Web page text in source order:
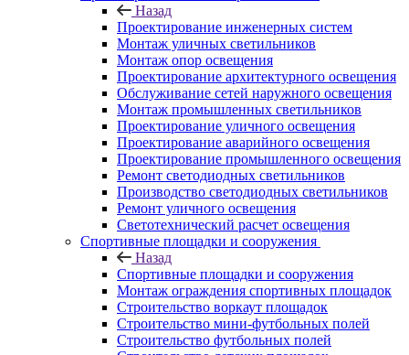
Назад
Проектирование инженерных систем
Монтаж уличных светильников
Монтаж опор освещения
Проектирование архитектурного освещения
Обслуживание сетей наружного освещения
Монтаж промышленных светильников
Проектирование уличного освещения
Проектирование аварийного освещения
Проектирование промышленного освещения
Ремонт светодиодных светильников
Производство светодиодных светильников
Ремонт уличного освещения
Светотехнический расчет освещения
Спортивные площадки и сооружения
Назад
Спортивные площадки и сооружения
Монтаж ограждения спортивных площадок
Строительство воркаут площадок
Строительство мини-футбольных полей
Строительство футбольных полей